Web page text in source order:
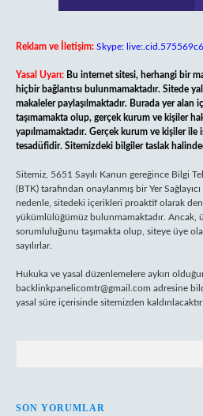
Reklam ve İletişim: Skype:
Yasal Uyarı: Bu internet sitesi, herhangi bir
hiçbir bağlantısı bulunmamaktadır. Sitede
makaleler paylaşılmaktadır. Burada yer alan
taşımamakta olup, gerçek kurum ve kişiler
yapılmamaktadır. Gerçek kurum ve kişiler
tesadüfidir. Sitemizdeki bilgiler taslak
Sitemiz, 5651 Sayılı Kanun gereğince Bilgi
(BTK) tarafından onaylanmış bir Yer
nedenle, sitedeki içerikleri proaktif olarak
yükümlülüğümüz bulunmamaktadır. Ancak,
sorumluluğunu taşımakta olup, siteye üye
sayılırlar.
Hukuka ve yasal düzenlemelere aykırı
backlinkpanelicomtr@gmail.com adresine
yasal süre içerisinde sitemizden kaldırılacaktır.
SON YORUMLAR